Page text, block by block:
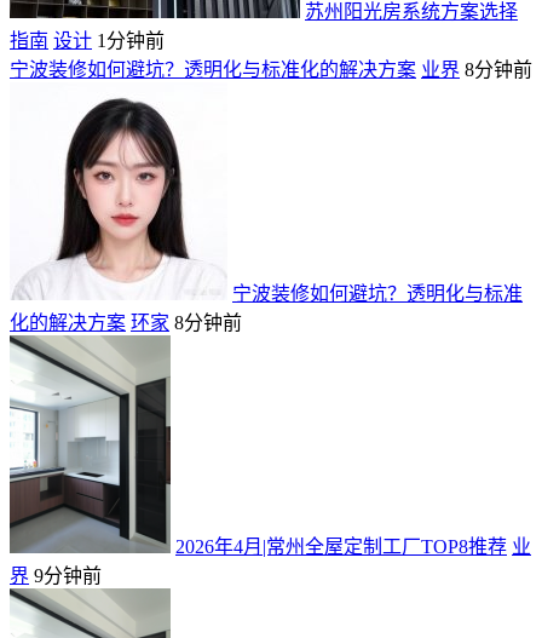
苏州阳光房系统方案选择
指南 设计 1分钟前
宁波装修如何避坑？透明化与标准化的解决方案 业界 8分钟前
宁波装修如何避坑？透明化与标准
化的解决方案 环家 8分钟前
2026年4月|常州全屋定制工厂TOP8推荐 业
界 9分钟前